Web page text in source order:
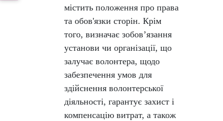
містить положення про права
та обов'язки сторін. Крім
того, визначає зобов’язання
установи чи організації, що
залучає волонтера, щодо
забезпечення умов для
здійснення волонтерської
діяльності, гарантує захист і
компенсацію витрат, а також